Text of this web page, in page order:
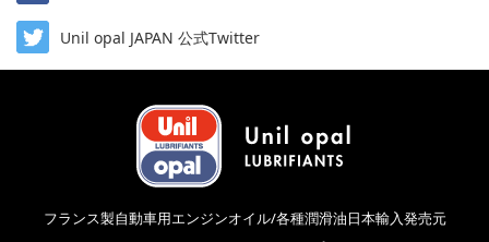
Unil opal JAPAN 公式Twitter
フランス製自動車用エンジンオイル/各種潤滑油日本輸入発売元